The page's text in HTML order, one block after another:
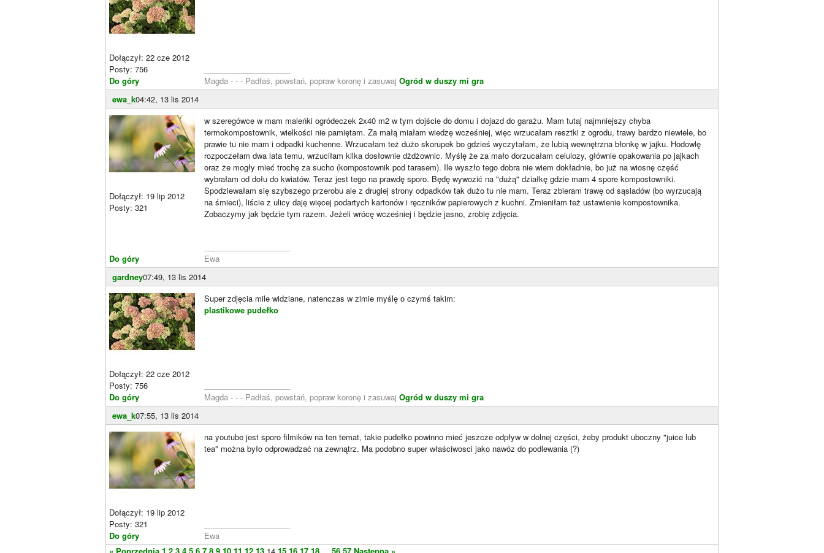
Dołączył: 22 cze 2012
Posty: 756
Do góry
Magda - - - Padłaś, powstań, popraw koronę i zasuwaj Ogród w duszy mi gra
ewa_k04:42, 13 lis 2014
Dołączył: 19 lip 2012
Posty: 321
Do góry
w szeregówce w mam maleńki ogródeczek 2x40 m2 w tym dojście do domu i dojazd do garażu. Mam tutaj najmniejszy chyba
termokompostownik, wielkości nie pamiętam. Za małą miałam wiedzę wcześniej, więc wrzucałam resztki z ogrodu, trawy bardzo niewiele, bo
prawie tu nie mam i odpadki kuchenne. Wrzucałam też dużo skorupek bo gdzieś wyczytałam, że lubią wewnętrzna błonkę w jajku. Hodowlę
rozpoczełam dwa lata temu, wrzuciłam kilka dosłownie dżdżownic. Myślę że za mało dorzucałam celulozy, głównie opakowania po jajkach
oraz że mogły mieć trochę za sucho (kompostownik pod tarasem). Ile wyszło tego dobra nie wiem dokładnie, bo już na wiosnę część
wybrałam od dołu do kwiatów. Teraz jest tego na prawdę sporo. Będę wywozić na "dużą" działkę gdzie mam 4 spore kompostowniki.
Spodziewałam się szybszego przerobu ale z drugiej strony odpadków tak dużo tu nie mam. Teraz zbieram trawę od sąsiadów (bo wyrzucają
na śmieci), liście z ulicy daję więcej podartych kartonów i ręczników papierowych z kuchni. Zmieniłam też ustawienie kompostownika.
Zobaczymy jak będzie tym razem. Jeżeli wrócę wcześniej i będzie jasno, zrobię zdjęcia.
Ewa
gardney07:49, 13 lis 2014
Dołączył: 22 cze 2012
Posty: 756
Do góry
Super zdjęcia mile widziane, natenczas w zimie myślę o czymś takim:
plastikowe pudełko
Magda - - - Padłaś, powstań, popraw koronę i zasuwaj Ogród w duszy mi gra
ewa_k07:55, 13 lis 2014
Dołączył: 19 lip 2012
Posty: 321
Do góry
na youtube jest sporo filmików na ten temat, takie pudełko powinno mieć jeszcze odpływ w dolnej części, żeby produkt uboczny "juice lub
tea" można było odprowadzać na zewnątrz. Ma podobno super właściwosci jako nawóz do podlewania (?)
Ewa